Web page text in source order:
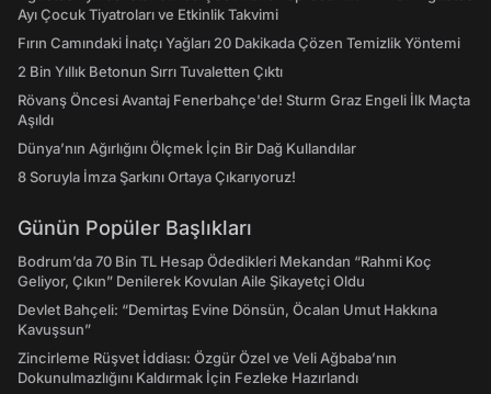
Ayı Çocuk Tiyatroları ve Etkinlik Takvimi
Fırın Camındaki İnatçı Yağları 20 Dakikada Çözen Temizlik Yöntemi
2 Bin Yıllık Betonun Sırrı Tuvaletten Çıktı
Rövanş Öncesi Avantaj Fenerbahçe'de! Sturm Graz Engeli İlk Maçta
Aşıldı
Dünya’nın Ağırlığını Ölçmek İçin Bir Dağ Kullandılar
8 Soruyla İmza Şarkını Ortaya Çıkarıyoruz!
Günün Popüler Başlıkları
Bodrum’da 70 Bin TL Hesap Ödedikleri Mekandan “Rahmi Koç
Geliyor, Çıkın” Denilerek Kovulan Aile Şikayetçi Oldu
Devlet Bahçeli: “Demirtaş Evine Dönsün, Öcalan Umut Hakkına
Kavuşsun”
Zincirleme Rüşvet İddiası: Özgür Özel ve Veli Ağbaba’nın
Dokunulmazlığını Kaldırmak İçin Fezleke Hazırlandı